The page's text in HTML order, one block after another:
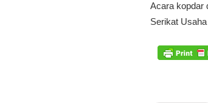
Acara kopdar
Serikat